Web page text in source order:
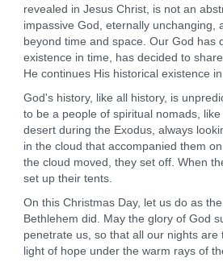
revealed in Jesus Christ, is not an
impassive God, eternally unchanging,
beyond time and space. Our God has
existence in time, has decided to
He continues His historical existence
God's history, like all history, is
to be a people of spiritual nomads,
desert during the Exodus, always
in the cloud that accompanied them
the cloud moved, they set off. When
set up their tents.
On this Christmas Day, let us do as
Bethlehem did. May the glory of God
penetrate us, so that all our nights are
light of hope under the warm rays of